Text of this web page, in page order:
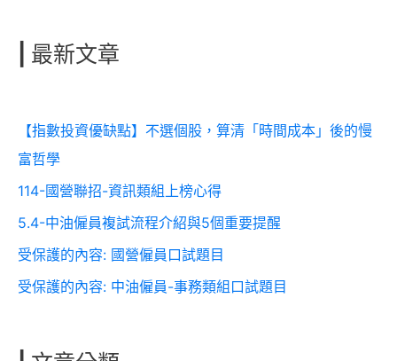
最新文章
【指數投資優缺點】不選個股，算清「時間成本」後的慢
富哲學
114-國營聯招-資訊類組上榜心得
5.4-中油僱員複試流程介紹與5個重要提醒
受保護的內容: 國營僱員口試題目
受保護的內容: 中油僱員-事務類組口試題目